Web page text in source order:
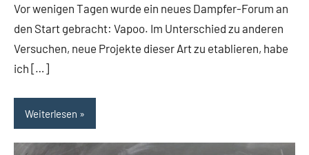
Vor wenigen Tagen wurde ein neues Dampfer-Forum an
den Start gebracht: Vapoo. Im Unterschied zu anderen
Versuchen, neue Projekte dieser Art zu etablieren, habe
ich […]
Weiterlesen